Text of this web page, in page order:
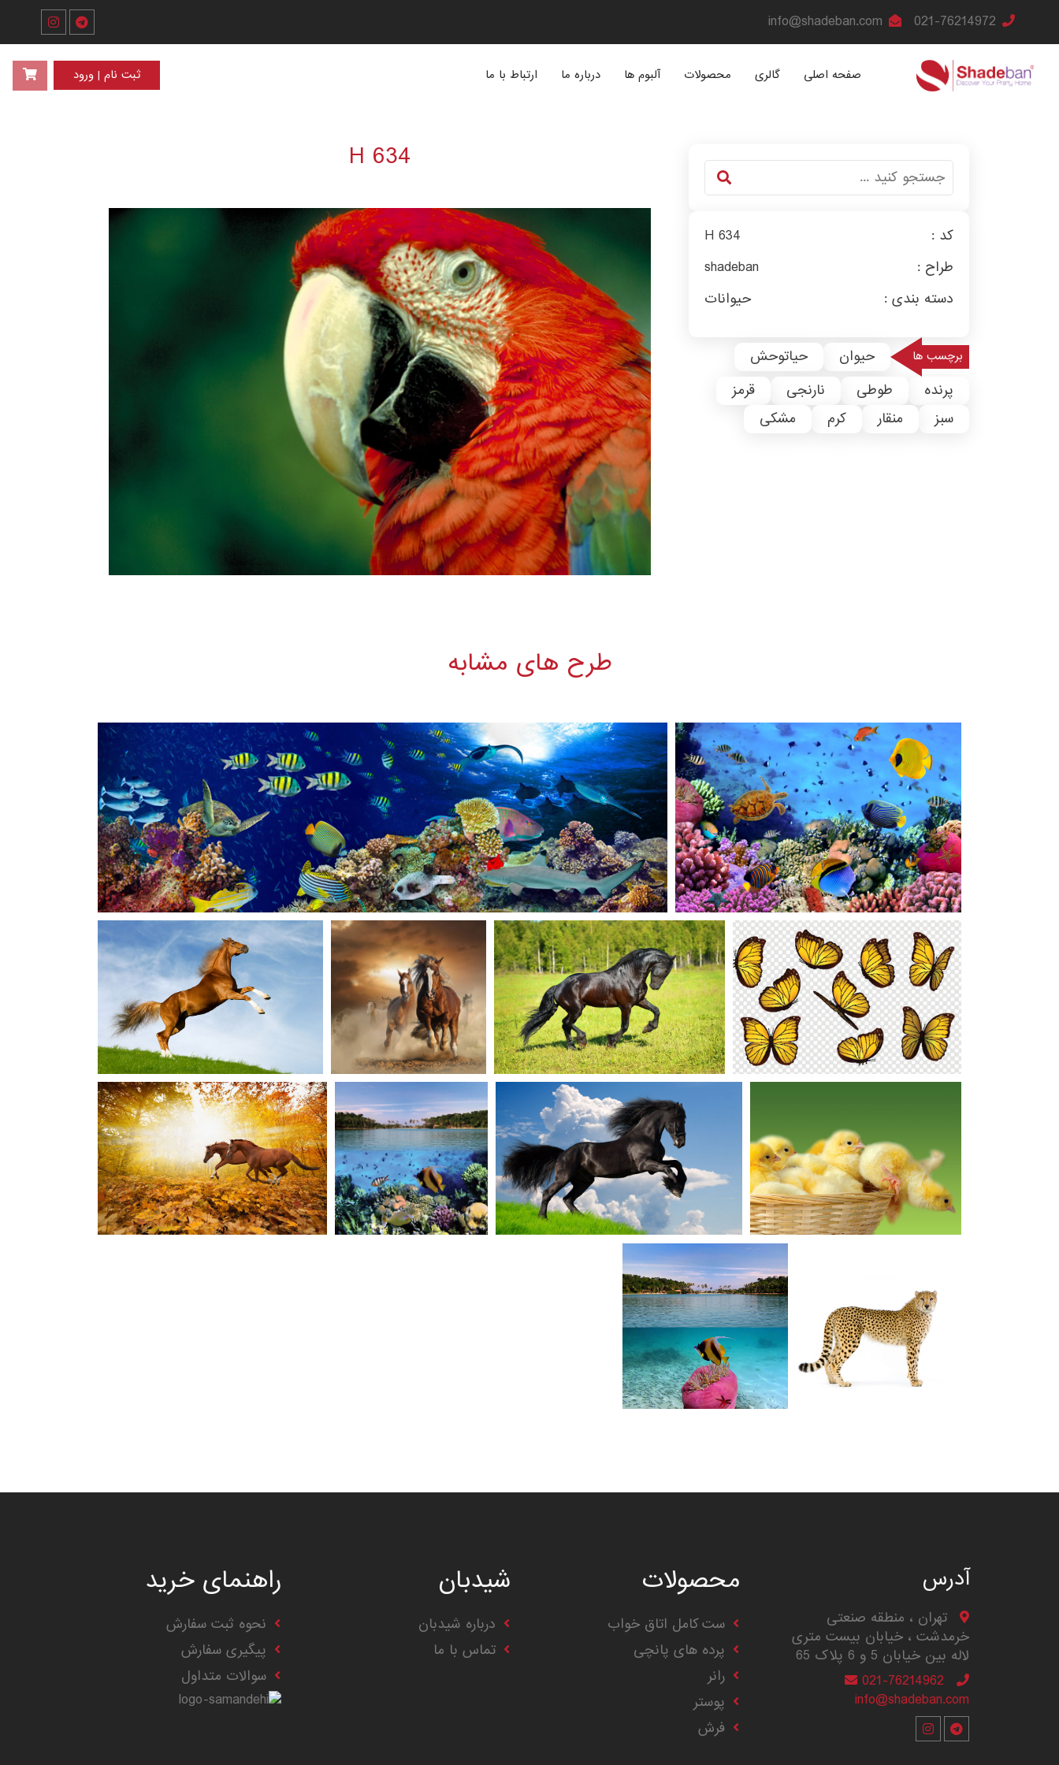
021-76214972
info@shadeban.com
صفحه اصلی گالری محصولات آلبوم ها درباره ما ارتباط با ما ثبت نام | ورود
H 634
کد :
H 634
طراح :
shadeban
دسته بندی :
حیوانات
برچسب ها حیوان
حیاتوحش
پرنده
طوطی نارنجی
قرمز
سبز
منقار کرم مشکی
طرح های مشابه
آدرس
تهران ، منطقه صنعتی
خرمدشت ، خیابان بیست متری
لاله بین خیابان 5 و 6 پلاک 65
021-76214962
info@shadeban.com
محصولات
ست کامل اتاق خواب
پرده های پانچی
رانر
پوستر
فرش
شیدبان
درباره شیدبان
تماس با ما
راهنمای خرید
نحوه ثبت سفارش
پیگیری سفارش
سوالات متداول